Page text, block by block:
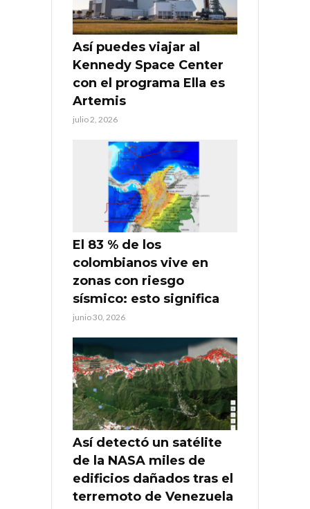
Así puedes viajar al
Kennedy Space Center
con el programa Ella es
Artemis
julio 2, 2026
El 83 % de los
colombianos vive en
zonas con riesgo
sísmico: esto significa
junio 30, 2026
Así detectó un satélite
de la NASA miles de
edificios dañados tras el
terremoto de Venezuela